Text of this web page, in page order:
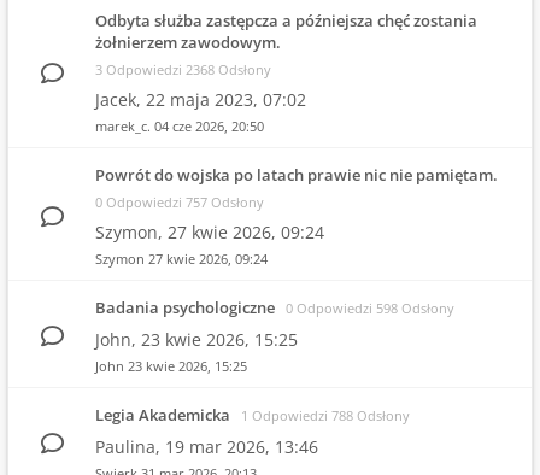
Odbyta służba zastępcza a późniejsza chęć zostania
żołnierzem zawodowym.
3 Odpowiedzi 2368 Odsłony
Jacek, 22 maja 2023, 07:02
marek_c. 04 cze 2026, 20:50
Powrót do wojska po latach prawie nic nie pamiętam.
0 Odpowiedzi 757 Odsłony
Szymon, 27 kwie 2026, 09:24
Szymon 27 kwie 2026, 09:24
Badania psychologiczne 0 Odpowiedzi 598 Odsłony
John, 23 kwie 2026, 15:25
John 23 kwie 2026, 15:25
Legia Akademicka 1 Odpowiedzi 788 Odsłony
Paulina, 19 mar 2026, 13:46